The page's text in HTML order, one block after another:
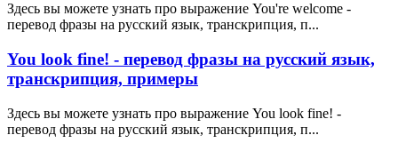
Здесь вы можете узнать про выражение You're welcome -
перевод фразы на русский язык, транскрипция, п...
You look fine! - перевод фразы на русский язык,
транскрипция, примеры
Здесь вы можете узнать про выражение You look fine! -
перевод фразы на русский язык, транскрипция, п...